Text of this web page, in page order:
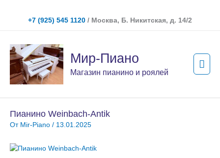
содержимому
+7 (925) 545 1120 / Москва, Б. Никитская, д. 14/2
Мир-Пиано
Магазин пианино и роялей
Пианино Weinbach-Antik
От Mir-Piano / 13.01.2025